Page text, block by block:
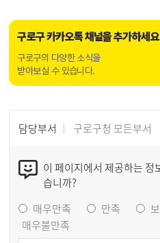
구로구 카카오톡 채널을 추가하세
구로구의 다양한 소식을
받아보실 수 있습니다.
담당부서 구로구청 모든부서
이 페이지에서 제공하는 정
습니까?
매우만족
만족
매우불만족